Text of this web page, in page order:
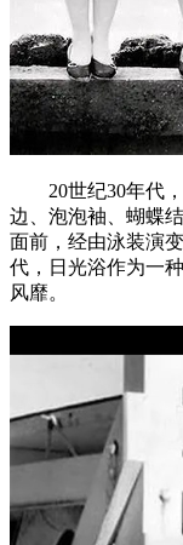
20世纪30年代，
边、泡泡袖、蝴蝶
面前，经由泳装演
代，日光浴作为一
风靡。